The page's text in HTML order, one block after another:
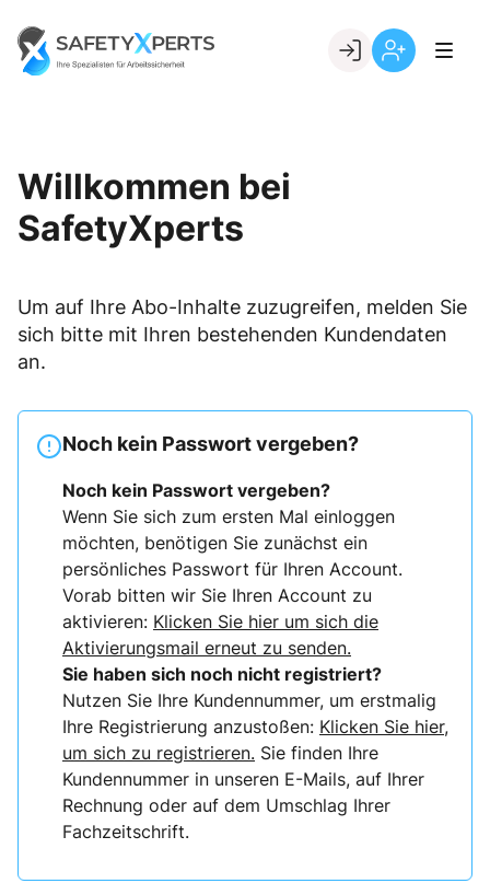
content
Go to landing page.
Willkommen bei
SafetyXperts
Um auf Ihre Abo-Inhalte zuzugreifen, melden Sie
sich bitte mit Ihren bestehenden Kundendaten
an.
Noch kein Passwort vergeben?
Noch kein Passwort vergeben?
Wenn Sie sich zum ersten Mal einloggen
möchten, benötigen Sie zunächst ein
persönliches Passwort für Ihren Account.
Vorab bitten wir Sie Ihren Account zu
aktivieren: Klicken Sie hier um sich die
Aktivierungsmail erneut zu senden.
Sie haben sich noch nicht registriert?
Nutzen Sie Ihre Kundennummer, um erstmalig
Ihre Registrierung anzustoßen: Klicken Sie hier,
um sich zu registrieren. Sie finden Ihre
Kundennummer in unseren E-Mails, auf Ihrer
Rechnung oder auf dem Umschlag Ihrer
Fachzeitschrift.